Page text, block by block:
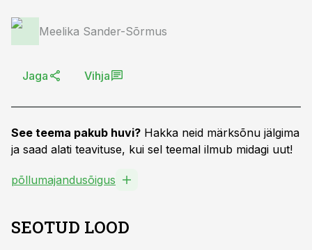
Meelika Sander-Sõrmus
Jaga Vihja
See teema pakub huvi? Hakka neid märksõnu jälgima
ja saad alati teavituse, kui sel teemal ilmub midagi uut!
põllumajandusõigus
SEOTUD LOOD